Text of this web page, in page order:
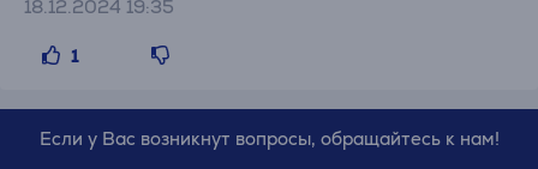
18.12.2024 19:35
1
Если у Вас возникнут вопросы, обращайтесь к нам!